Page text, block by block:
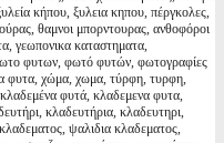
κήπου, ξυλεια κηπου, πέργκολες,
θαμνοι μπορντουρας, ανθοφόροι
γεωπονικα καταστηματα,
φυτων, φωτό φυτών, φωτογραφίες
φυτα, χώμα, χωμα, τύρφη, τυρφη,
φυτά, κλαδεμενα φυτα,
κλαδευτήρια, κλαδευτηρι,
ψαλιδια κλαδεματος,